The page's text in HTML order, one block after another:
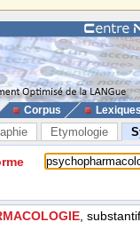
Corpus
Etymologie
, substantif